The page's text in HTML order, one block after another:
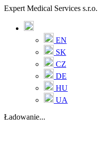
Expert Medical Services s.r.o.
EN
SK
CZ
DE
HU
UA
Ładowanie...